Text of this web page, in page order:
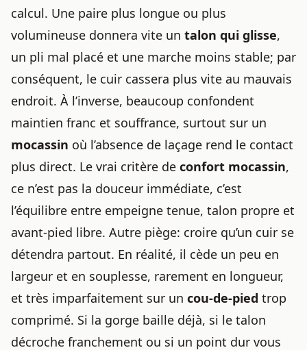
calcul. Une paire plus longue ou plus
volumineuse donnera vite un talon qui glisse,
un pli mal placé et une marche moins stable; par
conséquent, le cuir cassera plus vite au mauvais
endroit. À l’inverse, beaucoup confondent
maintien franc et souffrance, surtout sur un
mocassin où l’absence de laçage rend le contact
plus direct. Le vrai critère de confort mocassin,
ce n’est pas la douceur immédiate, c’est
l’équilibre entre empeigne tenue, talon propre et
avant-pied libre. Autre piège: croire qu’un cuir se
détendra partout. En réalité, il cède un peu en
largeur et en souplesse, rarement en longueur,
et très imparfaitement sur un cou-de-pied trop
comprimé. Si la gorge baille déjà, si le talon
décroche franchement ou si un point dur vous